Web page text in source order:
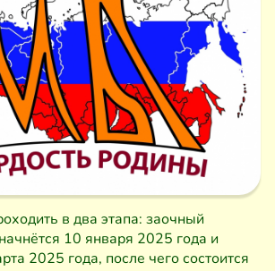
в два этапа: заочный
10 января 2025 года и
2025 года, после чего состоится